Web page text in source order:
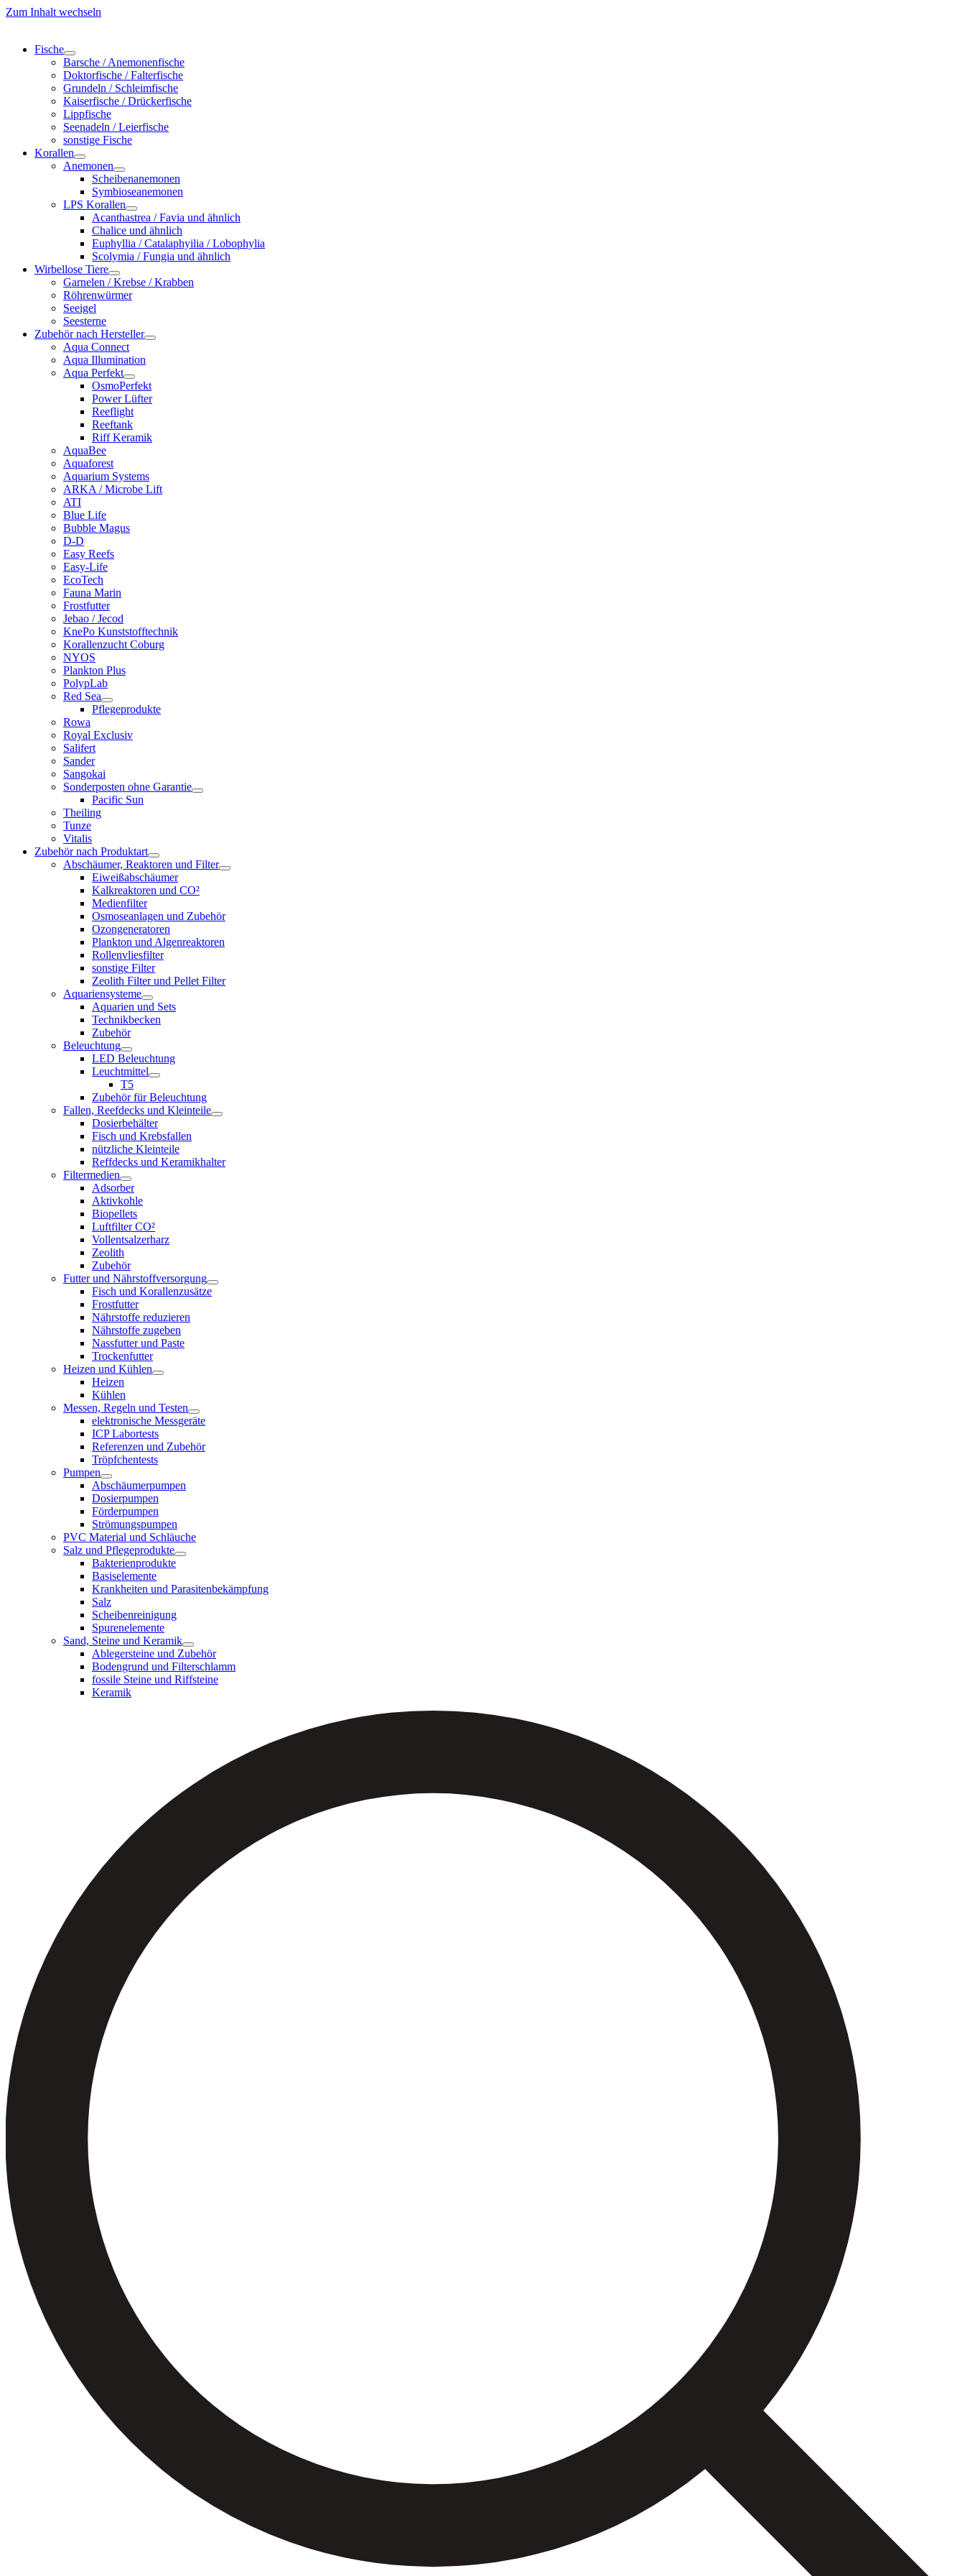
Zum Inhalt wechseln
Fische
Barsche / Anemonenfische
Doktorfische / Falterfische
Grundeln / Schleimfische
Kaiserfische / Drückerfische
Lippfische
Seenadeln / Leierfische
sonstige Fische
Korallen
Anemonen
Scheibenanemonen
Symbioseanemonen
LPS Korallen
Acanthastrea / Favia und ähnlich
Chalice und ähnlich
Euphyllia / Catalaphyilia / Lobophylia
Scolymia / Fungia und ähnlich
Wirbellose Tiere
Garnelen / Krebse / Krabben
Röhrenwürmer
Seeigel
Seesterne
Zubehör nach Hersteller
Aqua Connect
Aqua Illumination
Aqua Perfekt
OsmoPerfekt
Power Lüfter
Reeflight
Reeftank
Riff Keramik
AquaBee
Aquaforest
Aquarium Systems
ARKA / Microbe Lift
ATI
Blue Life
Bubble Magus
D-D
Easy Reefs
Easy-Life
EcoTech
Fauna Marin
Frostfutter
Jebao / Jecod
KnePo Kunststofftechnik
Korallenzucht Coburg
NYOS
Plankton Plus
PolypLab
Red Sea
Pflegeprodukte
Rowa
Royal Exclusiv
Salifert
Sander
Sangokai
Sonderposten ohne Garantie
Pacific Sun
Theiling
Tunze
Vitalis
Zubehör nach Produktart
Abschäumer, Reaktoren und Filter
Eiweißabschäumer
Kalkreaktoren und CO²
Medienfilter
Osmoseanlagen und Zubehör
Ozongeneratoren
Plankton und Algenreaktoren
Rollenvliesfilter
sonstige Filter
Zeolith Filter und Pellet Filter
Aquariensysteme
Aquarien und Sets
Technikbecken
Zubehör
Beleuchtung
LED Beleuchtung
Leuchtmittel
T5
Zubehör für Beleuchtung
Fallen, Reefdecks und Kleinteile
Dosierbehälter
Fisch und Krebsfallen
nützliche Kleinteile
Reffdecks und Keramikhalter
Filtermedien
Adsorber
Aktivkohle
Biopellets
Luftfilter CO²
Vollentsalzerharz
Zeolith
Zubehör
Futter und Nährstoffversorgung
Fisch und Korallenzusätze
Frostfutter
Nährstoffe reduzieren
Nährstoffe zugeben
Nassfutter und Paste
Trockenfutter
Heizen und Kühlen
Heizen
Kühlen
Messen, Regeln und Testen
elektronische Messgeräte
ICP Labortests
Referenzen und Zubehör
Tröpfchentests
Pumpen
Abschäumerpumpen
Dosierpumpen
Förderpumpen
Strömungspumpen
PVC Material und Schläuche
Salz und Pflegeprodukte
Bakterienprodukte
Basiselemente
Krankheiten und Parasitenbekämpfung
Salz
Scheibenreinigung
Spurenelemente
Sand, Steine und Keramik
Ablegersteine und Zubehör
Bodengrund und Filterschlamm
fossile Steine und Riffsteine
Keramik